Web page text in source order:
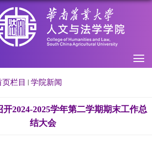
页栏目 学院新闻
开2024-2025学年第二学期期末工作总
结大会